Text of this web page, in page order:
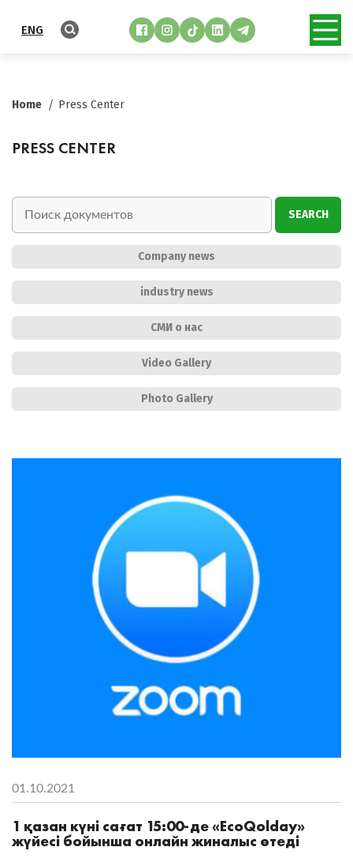
ENG
Home Press Center
PRESS CENTER
SEARCH
Company news
industry news
СМИ о нас
Video Gallery
Photo Gallery
01.10.2021
1 қазан күні сағат 15:00-де «EcoQolday»
жүйесі бойынша онлайн жиналыс өтеді